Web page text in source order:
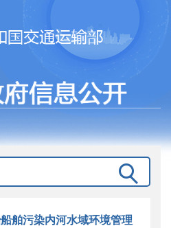
舶污染内河水域环境管理